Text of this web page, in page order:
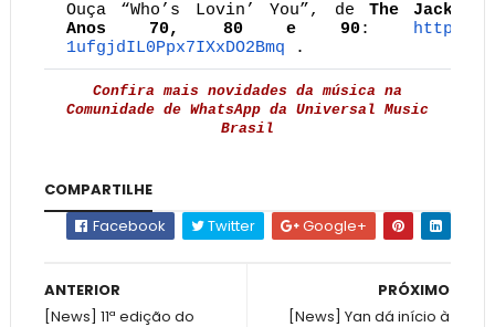
Ouça “Who’s Lovin’ You”, de The Jackson
Anos 70, 80 e 90: https://
1ufgjdIL0Ppx7IXxDO2Bmq .
Confira mais novidades da música na
Comunidade de WhatsApp da Universal Music
Brasil
COMPARTILHE
Facebook
Twitter Google+
PRÓXIMO
[News] Yan dá início à
ANTERIOR
[News] 11ª edição do